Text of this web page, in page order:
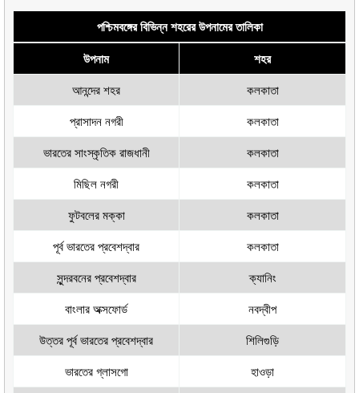
পশ্চিমবঙ্গের বিভিন্ন শহরের উপনামের তালিকা
উপনাম
শহর
আনন্দের শহর
কলকাতা
প্রাসাদন নগরী
কলকাতা
ভারতের সাংস্কৃতিক রাজধানী
কলকাতা
মিছিল নগরী
কলকাতা
ফুটবলের মক্কা
কলকাতা
পূর্ব ভারতের প্রবেশদ্বার
কলকাতা
সুন্দরবনের প্রবেশদ্বার
ক্যানিং
বাংলার অক্সফোর্ড
নবদ্বীপ
উত্তর পূর্ব ভারতের প্রবেশদ্বার
শিলিগুড়ি
ভারতের গ্লাসগো
হাওড়া